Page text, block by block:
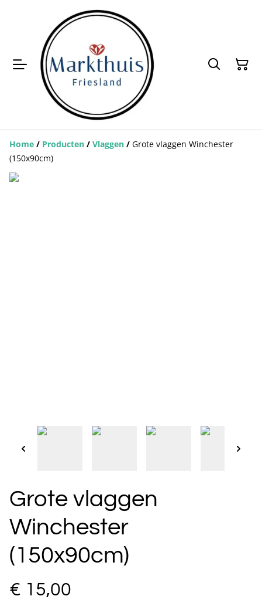
Home / Producten / Vlaggen / Grote vlaggen Winchester
(150x90cm)
Grote vlaggen
Winchester
(150x90cm)
€ 15,00